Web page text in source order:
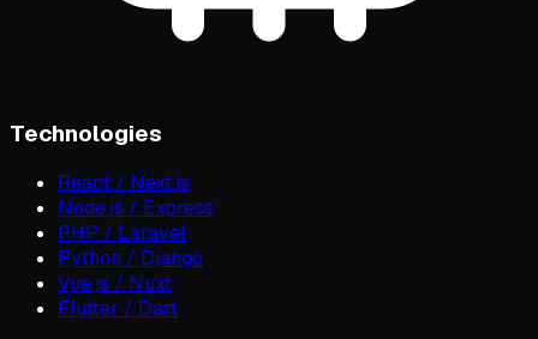
Technologies
React / Next.js
Node.js / Express
PHP / Laravel
Python / Django
Vue.js / Nuxt
Flutter / Dart